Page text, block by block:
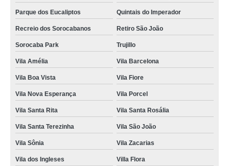
chave codificada preços Vila Santa Rita
chave codificada com alarme Ebeti do passo
chave codificada com alarme preço Itu
empresa de chave codificada Ipiranga
chip chave codificada Jardim Humberto de Campos
valor de chave codificada com alarme Éden
valor de chave codificada de carro Ipanema do Meio
Parque dos Eucaliptos Quintais do Imperador
Recreio dos Sorocabanos Retiro São João
Sorocaba Park Trujillo
Vila Amélia Vila Barcelona
Vila Boa Vista Vila Fiore
Vila Nova Esperança Vila Porcel
Vila Santa Rita Vila Santa Rosália
Vila Santa Terezinha Vila São João
Vila Sônia Vila Zacarias
Vila dos Ingleses Villa Flora